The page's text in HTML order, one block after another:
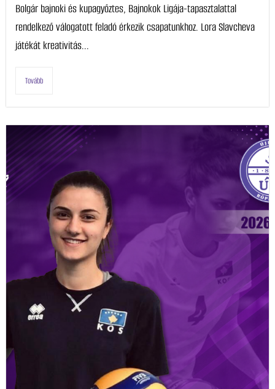
Bolgár bajnoki és kupagyőztes, Bajnokok Ligája-tapasztalattal
rendelkező válogatott feladó érkezik csapatunkhoz. Lora Slavcheva
játékát kreativitás...
Tovább